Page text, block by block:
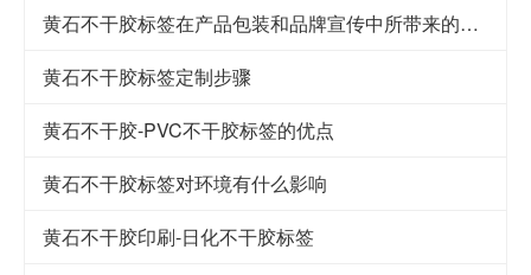
黄石不干胶标签在产品包装和品牌宣传中所带来的益处
黄石不干胶标签定制步骤
黄石不干胶-PVC不干胶标签的优点
黄石不干胶标签对环境有什么影响
黄石不干胶印刷-日化不干胶标签